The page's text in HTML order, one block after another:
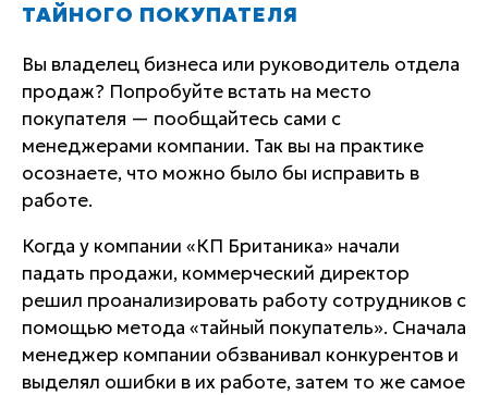
ТАЙНОГО ПОКУПАТЕЛЯ
Вы владелец бизнеса или руководитель отдела
продаж? Попробуйте встать на место
покупателя — пообщайтесь сами с
менеджерами компании. Так вы на практике
осознаете, что можно было бы исправить в
работе.
Когда у компании «КП Британика» начали
падать продажи, коммерческий директор
решил проанализировать работу сотрудников с
помощью метода «тайный покупатель». Сначала
менеджер компании обзванивал конкурентов и
выделял ошибки в их работе, затем то же самое